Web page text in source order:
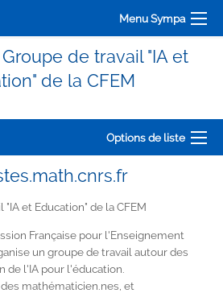
Menu Sympa
de travail "IA et
de la CFEM
Options de liste
"IA et Education" de la CFEM
Française pour l'Enseignement
un groupe de travail autour des
de l'IA pour l'éducation.
mathématicien.nes, et